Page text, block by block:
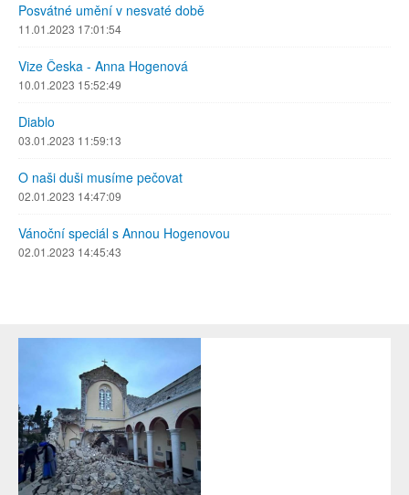
Posvátné umění v nesvaté době
11.01.2023 17:01:54
Vize Česka - Anna Hogenová
10.01.2023 15:52:49
Diablo
03.01.2023 11:59:13
O naši duši musíme pečovat
02.01.2023 14:47:09
Vánoční speciál s Annou Hogenovou
02.01.2023 14:45:43